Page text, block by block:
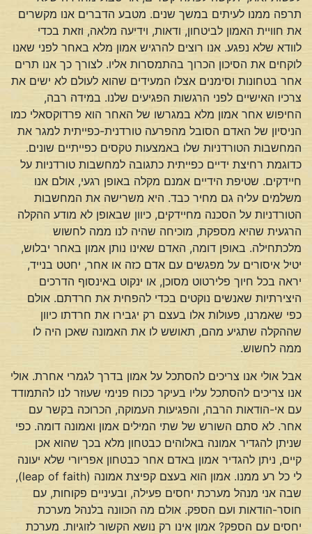
תרפה ממנו לעיתים במשך שנים. מטבע הדברים אנו מקשרים
את חוויית האמון לביטחון, ודאות, וידיעה מלאה, וזאת בכדי
לוודא שלא נפגע. אנו רוצים להרגיש אמון מלא באחר לפני שאנו
לוקחים את הסיכון הכרוך בהתמסרות אליו. לצורך כך אנו תרים
אחר בטחונות וסימנים אצלו המעידים שהוא לעולם לא ישים את
צרכיו האישיים לפני הרגשות הפגיעים שלנו. במידה רבה,
החיפוש אחר אמון מלא במגרשו של האחר הוא פרדוקסאלי כמו
הניסיון של האדם הסובל מהפרעה טורדנית-כפייתית למגר את
המחשבות הטורדניות שלו באמצעות טקסים כפייתיים שונים.
כדוגמת רחיצת ידיים כפייתית כתגובה למחשבות טורדניות על
חיידקים. שטיפת הידיים אמנם מקלה באופן רגעי, אולם אנו
משלמים עליה גם מחיר כבד. היא משרישה את המחשבות
הטורדניות על הסכנה מחיידקים, כיוון שבאופן לא מודע ההקלה
הרגעית שהיא מספקת, מוכיחה שהיה לנו ממה לחשוש
מלכתחילה. באופן דומה, האדם שאינו נותן אמון באחר יבלוש,
יטיל איסורים על מפגשים עם אדם כזה או אחר, יחטט בנייד,
יראה בכל חיוך פלירטוט מסוכן, או ינקוט באינסוף הדרכים
היצירתיות שאנשים נוקטים בכדי להפחית את חרדתם. אולם
כפי שאמרנו, פעולות אלו בעצם רק יגבירו את חרדתו כיוון
שההקלה שתגיע מהם, תאושש לו את האמונה שאכן היה לו
ממה לחשוש.
אבל אולי אנו צריכים להסתכל על אמון בדרך לגמרי אחרת. אולי
אנו צריכים להסתכל עליו בעיקר ככוח פנימי שעוזר לנו להתמודד
עם אי-הודאות הרבה, והפגיעות העמוקה, הכרוכה בקשר עם
אחר. לא סתם השורש של שתי המילים אמון ואמונה דומה. כפי
שניתן להגדיר אמונה באלוהים כבטחון מלא בכך שהוא אכן
קיים, ניתן להגדיר אמון באדם אחר כבטחון אפריורי שלא יעונה
לי כל רע ממנו. אמון הוא בעצם קפיצת אמונה (leap of faith),
שבה אני מנהל מערכת יחסים פעילה, ובעיניים פקוחות, עם
חוסר-הודאות ועם הספק. אולם מה הכוונה בלנהל מערכת
יחסים עם הספק? אמון אינו רק נושא הקשור לזוגיות. מערכת